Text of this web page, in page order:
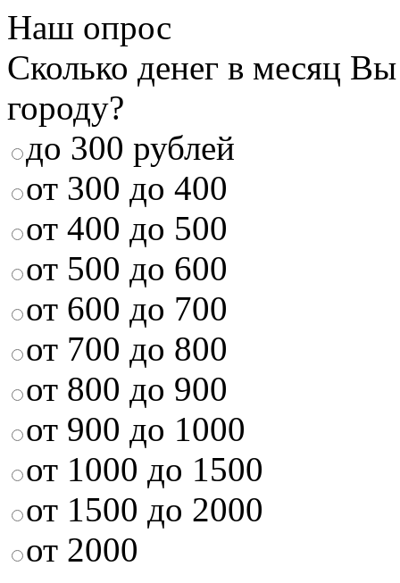
Наш опрос
Сколько денег в месяц
городу?
до 300 рублей
от 300 до 400
от 400 до 500
от 500 до 600
от 600 до 700
от 700 до 800
от 800 до 900
от 900 до 1000
от 1000 до 1500
от 1500 до 2000
от 2000